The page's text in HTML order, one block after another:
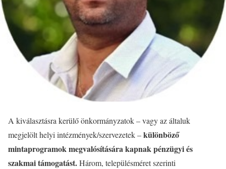
A kiválasztásra kerülő önkormányzatok – vagy az általuk
megjelölt helyi intézmények/szervezetek –különböző
mintaprogramok megvalósítására kapnak pénzügyi és
szakmai támogatást.Három, településméret szerinti